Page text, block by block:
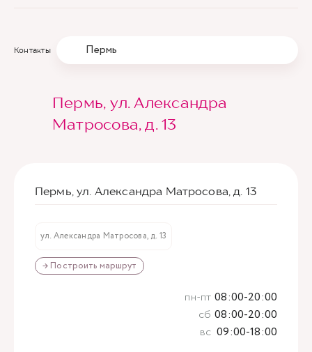
Контакты Пермь
Пермь, ул. Александра
Матросова, д. 13
Пермь, ул. Александра Матросова, д. 13
ул. Александра Матросова, д. 13
→ Построить маршрут
пн-пт 08:00-20:00
сб 08:00-20:00
вс 09:00-18:00